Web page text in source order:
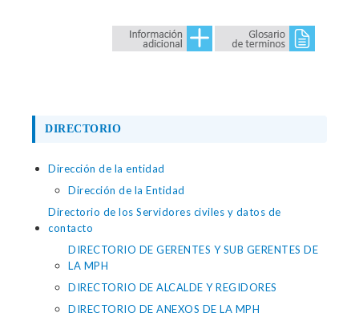
DIRECTORIO
Dirección de la entidad
Dirección de la Entidad
Directorio de los Servidores civiles y datos de
contacto
DIRECTORIO DE GERENTES Y SUB GERENTES DE
LA MPH
DIRECTORIO DE ALCALDE Y REGIDORES
DIRECTORIO DE ANEXOS DE LA MPH